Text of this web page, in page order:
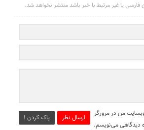
فارسی یا غیر مرتبط با خبر باشد منتشر نخواهد شد.
ارسال نظر پاک کردن !
من در مرورگر
دیدگاهی می‌نویسم.